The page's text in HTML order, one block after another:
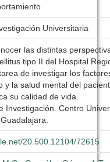
Universitaria
las distintas
tipo II del Hospital
de investigar los
y la salud mental del
su calidad de vida.
Investigación. Centro
20.500.12104/72615